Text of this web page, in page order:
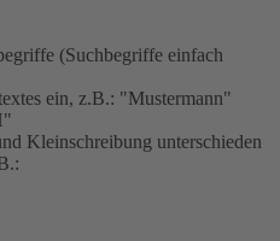
(Suchbegriffe einfach
ein, z.B.: "Mustermann"
Kleinschreibung unterschieden